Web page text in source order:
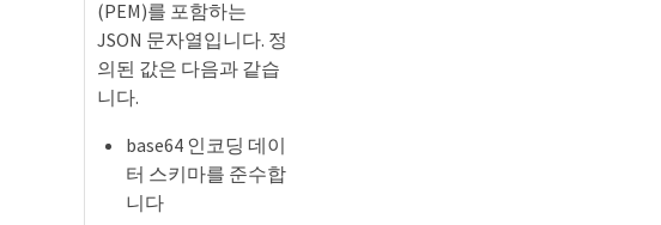
(PEM)를 포함하는
JSON 문자열입니다. 정
의된 값은 다음과 같습
니다.
base64 인코딩 데이
터 스키마를 준수합
니다